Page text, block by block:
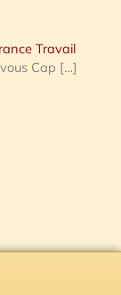
Travail
Cap […]